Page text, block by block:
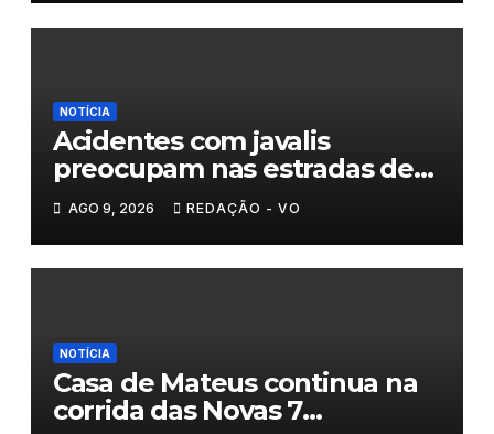
NOTÍCIA
Acidentes com javalis
preocupam nas estradas de
Trás-os-Montes
AGO 9, 2026 REDAÇÃO - VO
NOTÍCIA
Casa de Mateus continua na
corrida das Novas 7